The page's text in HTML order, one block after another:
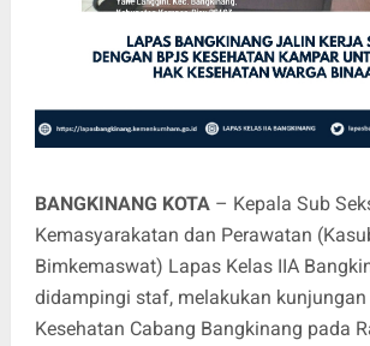
BANGKINANG KOTA– Kepala Sub
Kemasyarakatan dan Perawatan
Bimkemaswat) Lapas Kelas IIA
didampingi staf, melakukan kunjungan
Kesehatan Cabang Bangkinang pada